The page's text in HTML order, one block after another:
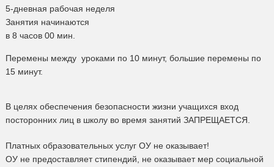
5-дневная рабочая неделя
Занятия начинаются
в 8 часов 00 мин.
Перемены между уроками по 10 минут, большие перемены по
15 минут.
В целях обеспечения безопасности жизни учащихся вход
посторонних лиц в школу во время занятий ЗАПРЕЩАЕТСЯ.
Платных образовательных услуг ОУ не оказывает!
ОУ не предоставляет стипендий, не оказывает мер социальной